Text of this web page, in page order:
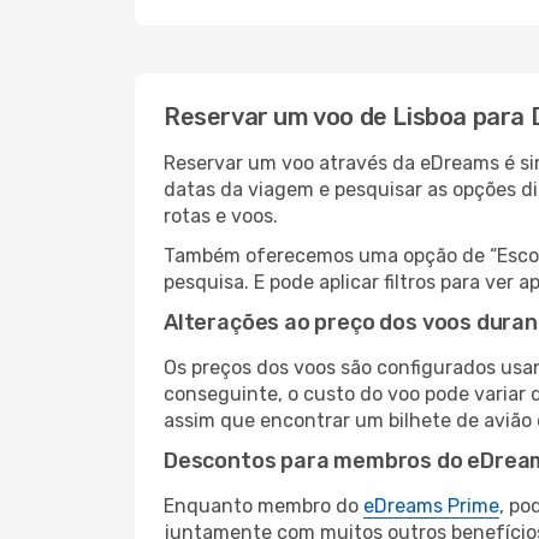
Reservar um voo de Lisboa para
Reservar um voo através da eDreams é
datas da viagem e pesquisar as opções
rotas e voos.
Também oferecemos uma opção de
pesquisa. E pode aplicar filtros para ver
Alterações ao preço dos voos
Os preços dos voos são configurados
conseguinte, o custo do voo pode variar
assim que encontrar um bilhete de
Descontos para membros do
Enquanto membro do eDreams Prime,
juntamente com muitos outros